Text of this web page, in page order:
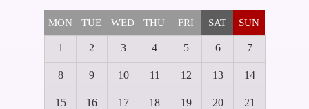
MON TUE WED THU FRI SAT SUN
1 2 3 4 5 6 7
8 9 10 11 12 13 14
15 16 17 18 19 20 21